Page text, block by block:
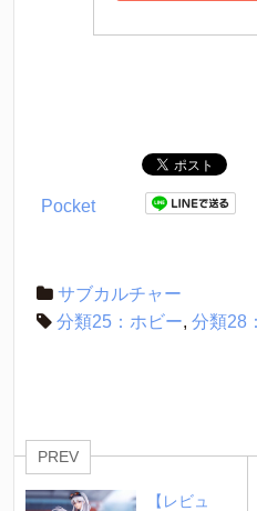
Pocket
サブカルチャー
分類25：ホビー, 分類28
PREV
【レビュ